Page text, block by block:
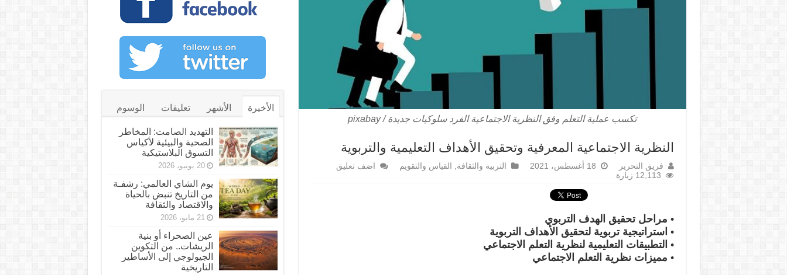
تكسب عملية التعلم وفق النظرية الاجتماعية الفرد سلوكيات جديدة / pixabay
النظرية الاجتماعية المعرفية وتحقيق الأهداف التعليمية والتربوية
فريق التحرير 18 أغسطس، 2021 التربية والثقافة, القياس والتقويم
اضف تعليق
12,113 زيارة
• مراحل تحقيق الهدف التربوي
• استراتيجية تربوية لتحقيق الأهداف التربوية
• التطبيقات التعليمية لنظرية التعلم الاجتماعي
• مميزات نظرية التعلم الاجتماعي
الأخيرة الأشهر تعليقات الوسوم
التهديد الصامت: المخاطر
الصحية والبيئية لأكياس
التسوق البلاستيكية
20 يونيو، 2026
يوم الشاي العالمي: رشفـة
من التاريخ تنبض بالحياة
والاقتصاد والثقافة
21 مايو، 2026
عين الصحراء أو بنية
الريشات.. من التكوين
الجيولوجي إلى الأساطير
التاريخية